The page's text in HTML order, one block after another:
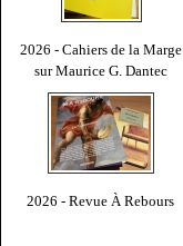
2026 - Cahiers de la Marge
sur Maurice G. Dantec
2026 - Revue À Rebours